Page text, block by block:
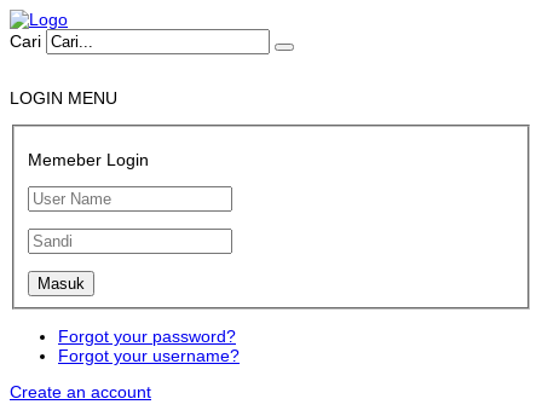
Cari
LOGIN MENU
Memeber Login
Forgot your password?
Forgot your username?
Create an account